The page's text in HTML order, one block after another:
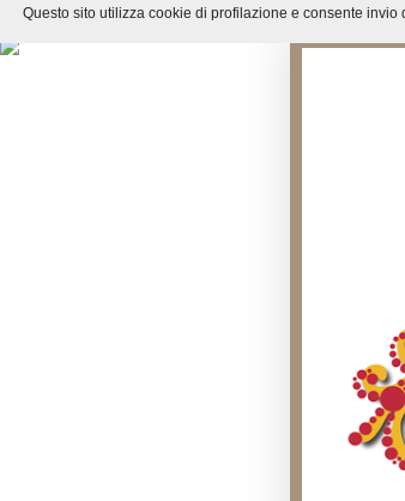
Questo sito utilizza cookie di profilazione e consente